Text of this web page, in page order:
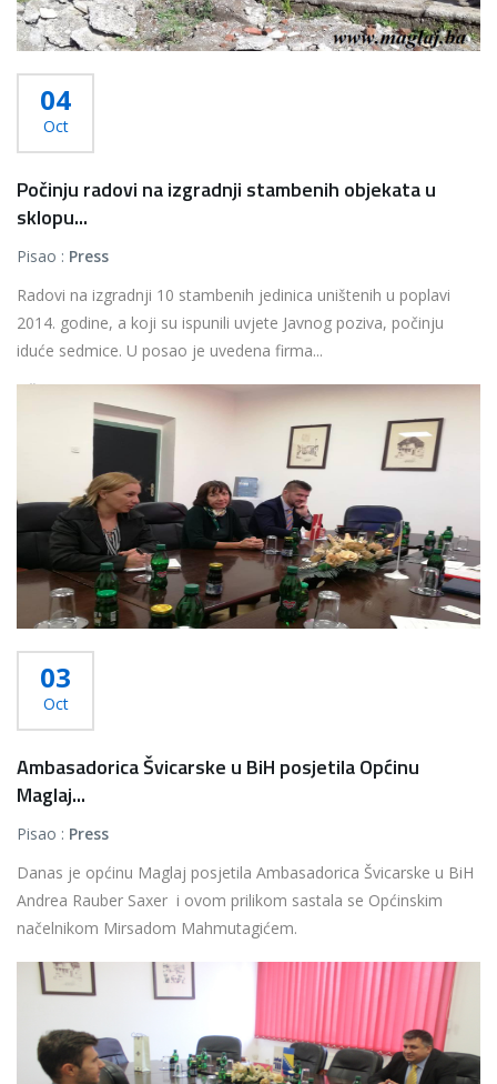
04
Oct
Počinju radovi na izgradnji stambenih objekata u
sklopu...
Pisao : Press
Radovi na izgradnji 10 stambenih jedinica uništenih u poplavi
2014. godine, a koji su ispunili uvjete Javnog poziva, počinju
iduće sedmice. U posao je uvedena firma...
Više...
03
Oct
Ambasadorica Švicarske u BiH posjetila Općinu
Maglaj...
Pisao : Press
Danas je općinu Maglaj posjetila Ambasadorica Švicarske u BiH
Andrea Rauber Saxer i ovom prilikom sastala se Općinskim
načelnikom Mirsadom Mahmutagićem.
...